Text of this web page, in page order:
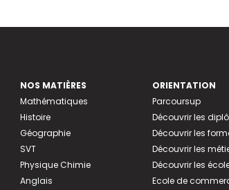
NOS MATIÈRES
Mathématiques
Histoire
Géographie
SVT
Physique Chimie
Anglais
ORIENTATION
Parcoursup
Découvrir les
Découvrir les
Découvrir les
Découvrir les
Ecole de